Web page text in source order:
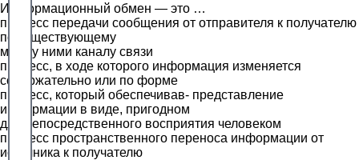
Информационный обмен — это …
процесс передачи сообщения от отправителя к получателю
по существующему
между ними каналу связи
процесс, в ходе которого информация изменяется
содержательно или по форме
процесс, который обеспечивав- представление
информации в виде, пригодном
для непосредственного восприятия человеком
процесс пространственного переноса информации от
источника к получателю